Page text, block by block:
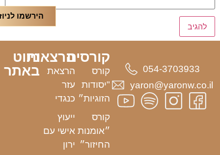
קורסים
קורס
"יסודות
הזוגיות״
קורס
״אומנות
החיזור״
הרצאות
הרצאת
עזר
כנגדי
ייעוץ
אישי עם
ירון
ניווט
באתר
054-3703933
yaron@yaronw.co.il
הירשמו